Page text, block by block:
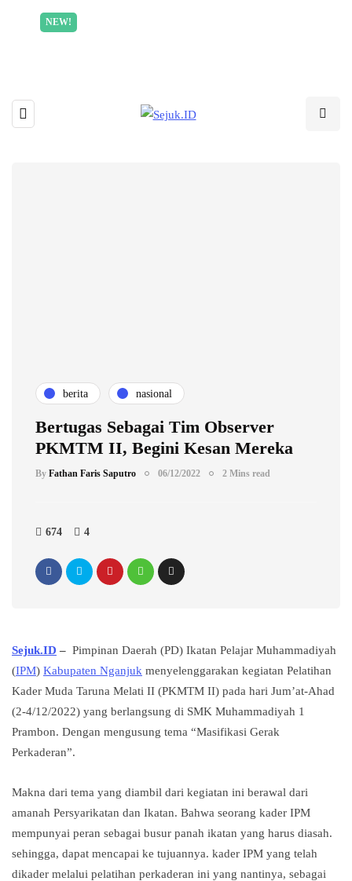
NEW!
berita nasional
Bertugas Sebagai Tim Observer
PKMTM II, Begini Kesan Mereka
By Fathan Faris Saputro 06/12/2022 2 Mins read
674 4
Sejuk.ID – Pimpinan Daerah (PD) Ikatan Pelajar Muhammadiyah
(IPM) Kabupaten Nganjuk menyelenggarakan kegiatan Pelatihan
Kader Muda Taruna Melati II (PKMTM II) pada hari Jum’at-Ahad
(2-4/12/2022) yang berlangsung di SMK Muhammadiyah 1
Prambon. Dengan mengusung tema “Masifikasi Gerak
Perkaderan”.
Makna dari tema yang diambil dari kegiatan ini berawal dari
amanah Persyarikatan dan Ikatan. Bahwa seorang kader IPM
mempunyai peran sebagai busur panah ikatan yang harus diasah.
sehingga, dapat mencapai ke tujuannya. kader IPM yang telah
dikader melalui pelatihan perkaderan ini yang nantinya, sebagai